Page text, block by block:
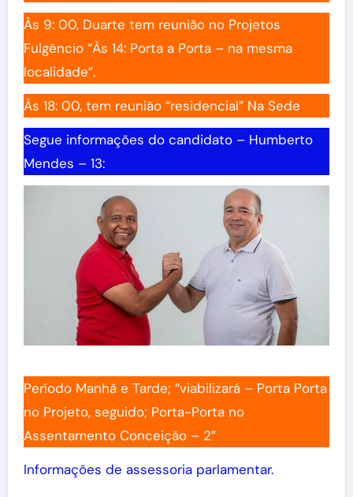
Às 9: 00, Duarte tem reunião no Projetos
Fulgêncio “Às 14: Porta a Porta – na mesma
localidade”.
Às 18: 00, tem reunião “residencial” Na Sede
Segue informações do candidato – Humberto
Mendes – 13:
Período Manhã e Tarde; “viabilizará – Porta Porta
no Projeto, seguido; Porta-Porta no
Assentamento Conceição – 2”
Informações de assessoria parlamentar.